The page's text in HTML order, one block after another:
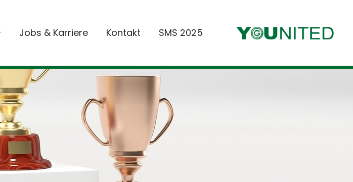
Jobs & Karriere Kontakt SMS 2025